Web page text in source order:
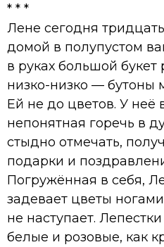
* * *
Лене сегодня
домой в полупустом
в руках большой
низко-низко — бутоны
Ей не до цветов. У неё
непонятная горечь в
стыдно отмечать,
подарки и
Погружённая в себя,
задевает цветы
не наступает.
белые и розовые, как